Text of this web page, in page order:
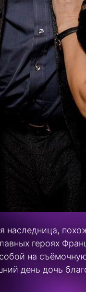
наследница,
героях
на
день дочь